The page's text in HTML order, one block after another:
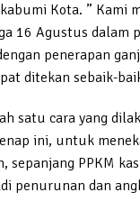
Kota. ” Kami
16 Agustus dalam
penerapan
ditekan sebaik-
satu cara yang
ini, untuk
sepanjang PPKM
penurunan dan